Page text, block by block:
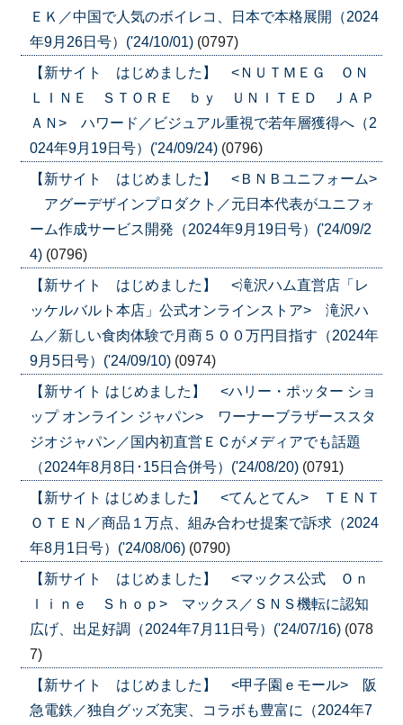
ＥＫ／中国で人気のボイレコ、日本で本格展開（2024
年9月26日号）('24/10/01) (0797)
【新サイト はじめました】 <ＮＵＴＭＥＧ ＯＮ
ＬＩＮＥ ＳＴＯＲＥ ｂｙ ＵＮＩＴＥＤ ＪＡＰ
ＡＮ> ハワード／ビジュアル重視で若年層獲得へ（2
024年9月19日号）('24/09/24) (0796)
【新サイト はじめました】 <ＢＮＢユニフォーム>
アグーデザインプロダクト／元日本代表がユニフォ
ーム作成サービス開発（2024年9月19日号）('24/09/2
4) (0796)
【新サイト はじめました】 <滝沢ハム直営店「レ
ッケルバルト本店」公式オンラインストア> 滝沢ハ
ム／新しい食肉体験で月商５００万円目指す（2024年
9月5日号）('24/09/10) (0974)
【新サイト はじめました】 <ハリー・ポッター ショ
ップ オンライン ジャパン> ワーナーブラザーススタ
ジオジャパン／国内初直営ＥＣがメディアでも話題
（2024年8月8日･15日合併号）('24/08/20) (0791)
【新サイト はじめました】 <てんとてん> ＴＥＮＴ
ＯＴＥＮ／商品１万点、組み合わせ提案で訴求（2024
年8月1日号）('24/08/06) (0790)
【新サイト はじめました】 <マックス公式 Ｏｎ
ｌｉｎｅ Ｓｈｏｐ> マックス／ＳＮＳ機転に認知
広げ、出足好調（2024年7月11日号）('24/07/16) (078
7)
【新サイト はじめました】 <甲子園ｅモール> 阪
急電鉄／独自グッズ充実、コラボも豊富に（2024年7